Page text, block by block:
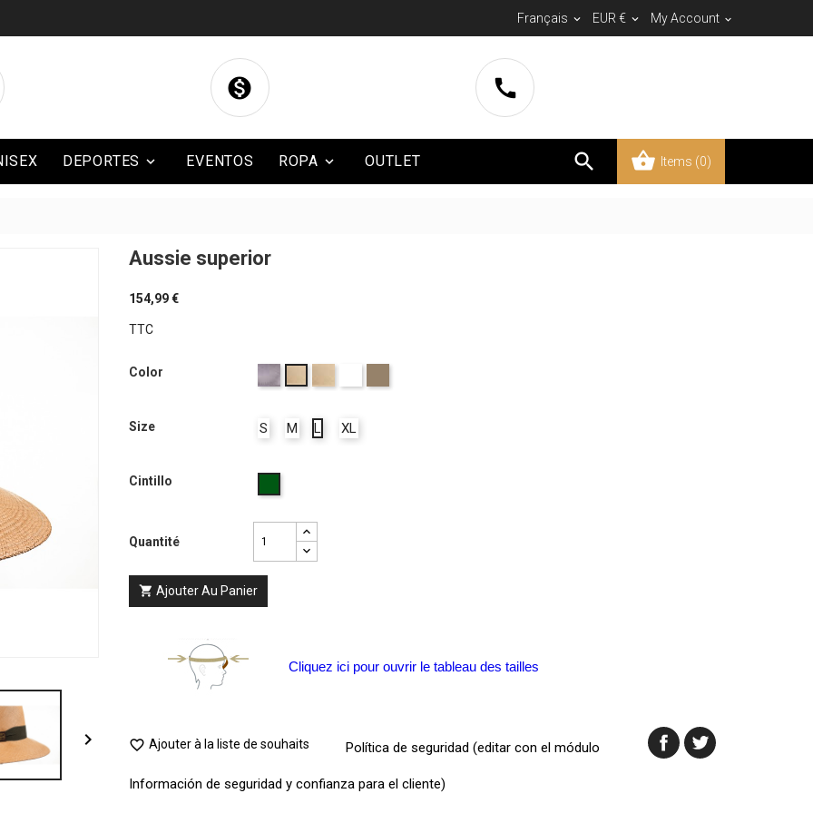
Français  EUR €  My Account 
 

DEPORTES EVENTOS 
ROPA OUTLET  Items (0)

Aussie superior
154,99 €
TTC
Color Gris
Claro
Size S M L XL
Cintillo
Quantité
 Ajouter Au Panier
Cliquez ici pour ouvrir le tableau des tailles
 Ajouter à la liste de souhaits Política de seguridad (editar con el módulo
Información de seguridad y confianza para el cliente)